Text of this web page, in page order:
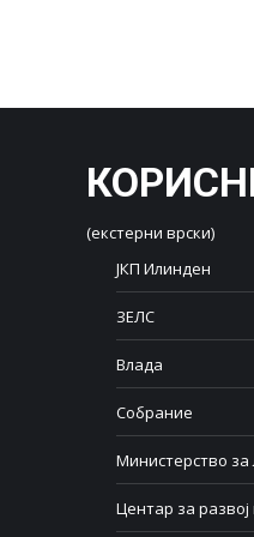
(екстерни врски)
ЈКП Илинден
ЗЕЛС
Влада
Собрание
Министерство
Центар за